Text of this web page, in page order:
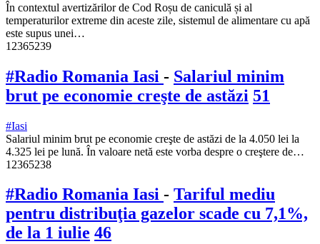
În contextul avertizărilor de Cod Roșu de caniculă și al
temperaturilor extreme din aceste zile, sistemul de alimentare cu apă
este supus unei…
12365239
#Radio Romania Iasi - Salariul minim
brut pe economie creşte de astăzi 51
#Iasi
Salariul minim brut pe economie creşte de astăzi de la 4.050 lei la
4.325 lei pe lună. În valoare netă este vorba despre o creştere de…
12365238
#Radio Romania Iasi - Tariful mediu
pentru distribuţia gazelor scade cu 7,1%,
de la 1 iulie 46